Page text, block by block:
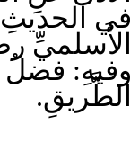
في
الأَسلميِّ
وفيهِ: فضلُ
الطَّريقِ.